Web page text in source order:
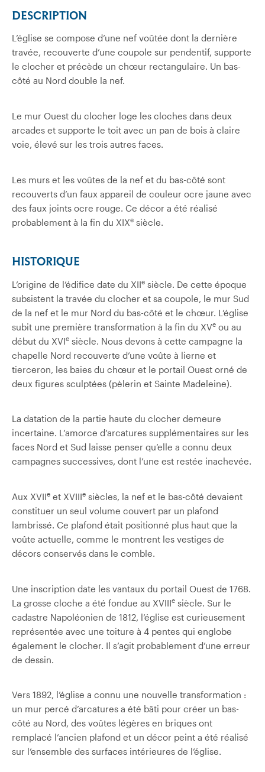
DESCRIPTION
L’église se compose d’une nef voûtée dont la dernière
travée, recouverte d’une coupole sur pendentif, supporte
le clocher et précède un chœur rectangulaire. Un bas-
côté au Nord double la nef.
Le mur Ouest du clocher loge les cloches dans deux
arcades et supporte le toit avec un pan de bois à claire
voie, élevé sur les trois autres faces.
Les murs et les voûtes de la nef et du bas-côté sont
recouverts d’un faux appareil de couleur ocre jaune avec
des faux joints ocre rouge. Ce décor a été réalisé
probablement à la fin du XIXe siècle.
HISTORIQUE
L’origine de l’édifice date du XIIe siècle. De cette époque
subsistent la travée du clocher et sa coupole, le mur Sud
de la nef et le mur Nord du bas-côté et le chœur. L’église
subit une première transformation à la fin du XVe ou au
début du XVIe siècle. Nous devons à cette campagne la
chapelle Nord recouverte d’une voûte à lierne et
tierceron, les baies du chœur et le portail Ouest orné de
deux figures sculptées (pèlerin et Sainte Madeleine).
La datation de la partie haute du clocher demeure
incertaine. L’amorce d’arcatures supplémentaires sur les
faces Nord et Sud laisse penser qu’elle a connu deux
campagnes successives, dont l’une est restée inachevée.
Aux XVIIe et XVIIIe siècles, la nef et le bas-côté devaient
constituer un seul volume couvert par un plafond
lambrissé. Ce plafond était positionné plus haut que la
voûte actuelle, comme le montrent les vestiges de
décors conservés dans le comble.
Une inscription date les vantaux du portail Ouest de 1768.
La grosse cloche a été fondue au XVIIIe siècle. Sur le
cadastre Napoléonien de 1812, l’église est curieusement
représentée avec une toiture à 4 pentes qui englobe
également le clocher. Il s’agit probablement d’une erreur
de dessin.
Vers 1892, l’église a connu une nouvelle transformation :
un mur percé d’arcatures a été bâti pour créer un bas-
côté au Nord, des voûtes légères en briques ont
remplacé l’ancien plafond et un décor peint a été réalisé
sur l’ensemble des surfaces intérieures de l’église.